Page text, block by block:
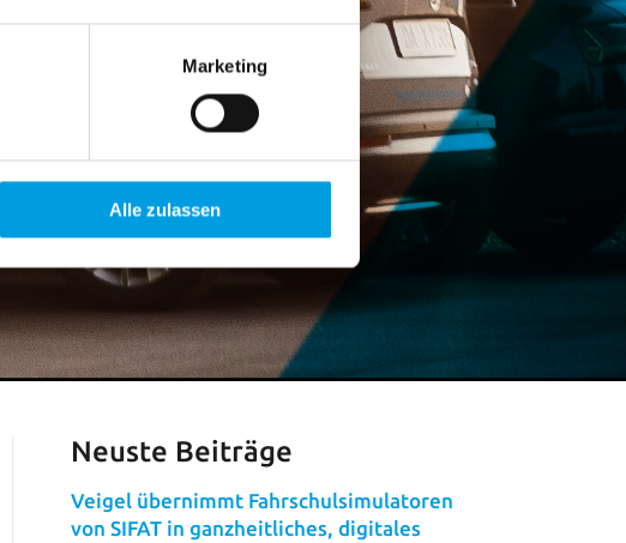
Marketing
Alle zulassen
Neuste Beiträge
Veigel übernimmt Fahrschulsimulatoren
von SIFAT in ganzheitliches, digitales